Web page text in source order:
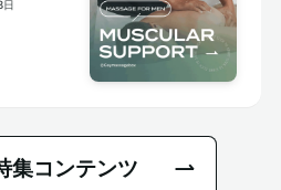
質メ
日
集コンテンツ